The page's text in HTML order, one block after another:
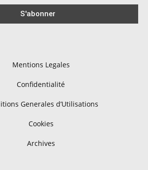
Mentions Legales
Confidentialité
Generales d’Utilisations
Cookies
Archives